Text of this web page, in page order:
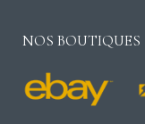
NOS BOUTIQUES